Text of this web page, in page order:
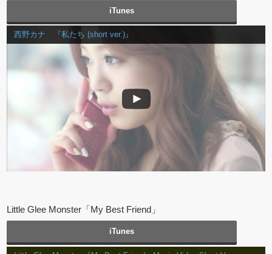
iTunes
西野カナ 『私たち (short ver.)』
Little Glee Monster「My Best Friend」
iTunes